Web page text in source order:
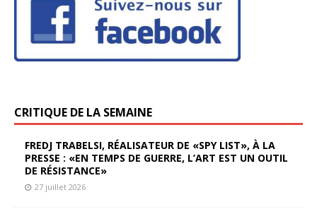
CRITIQUE DE LA SEMAINE
FREDJ TRABELSI, RÉALISATEUR DE «SPY LIST», À LA
PRESSE : «EN TEMPS DE GUERRE, L’ART EST UN OUTIL
DE RÉSISTANCE»
27 juillet 2026